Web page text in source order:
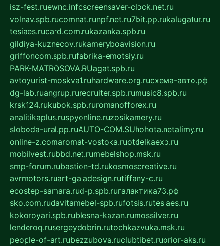
isz-fest.ruewnc.infoscreensaver-clock.net.ru
volnav.spb.rucomnat.runpf.net.ru7bit.pp.rukalugatur.ru
tesiaes.rucard.com.rukazanka.spb.ru
gildiya-kuznecov.rukameryboavision.ru
griffoncom.spb.rufabrika-emotsiy.ru
PARK-MATROSOVA.RUagat.spb.ru
avtoyurist-moskva1.ruhardware.org.ruсхема-авто.рф
dg-lab.ruangrup.rurecruiter.spb.rumusic8.spb.ru
krsk124.rukubok.spb.ruromanofforex.ru
analitikaplus.ruspyonline.ruzosikamery.ru
sloboda-ural.pp.ruAUTO-COM.SUhohota.netalimy.ru
online-z.comaromat-vostoka.ruotdelkaexp.ru
mobilvest.rubbd.net.rumebelshop.msk.ru
smp-forum.rubastion-td.rukosmoscreative.ru
avrmotors.ruart-galadesign.rutiffany-c.ru
ecostep-samara.rud-p.spb.ruгалактика73.рф
sko.com.rudavitamebel-spb.rufotsis.rutesiaes.ru
kokoroyari.spb.rublesna-kazan.rumossilver.ru
lenderoq.rusergeydobrin.rutochkazvuka.msk.ru
people-of-art.rubezzubova.ruclubtibet.ruorior-aks.ru